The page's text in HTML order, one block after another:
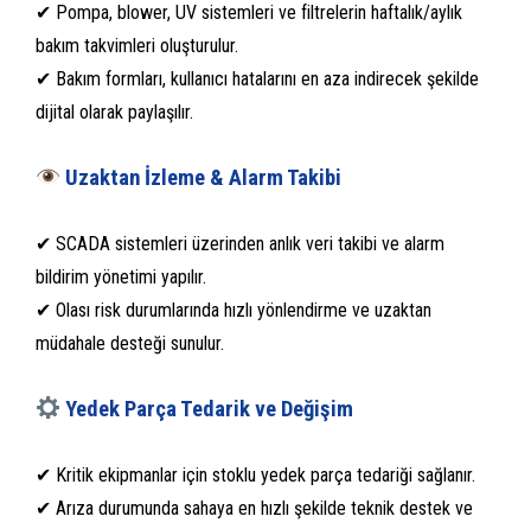
✔ Pompa, blower, UV sistemleri ve filtrelerin haftalık/aylık
bakım takvimleri oluşturulur.
✔ Bakım formları, kullanıcı hatalarını en aza indirecek şekilde
dijital olarak paylaşılır.
Uzaktan İzleme & Alarm Takibi
✔ SCADA sistemleri üzerinden anlık veri takibi ve alarm
bildirim yönetimi yapılır.
✔ Olası risk durumlarında hızlı yönlendirme ve uzaktan
müdahale desteği sunulur.
Yedek Parça Tedarik ve Değişim
✔ Kritik ekipmanlar için stoklu yedek parça tedariği sağlanır.
✔ Arıza durumunda sahaya en hızlı şekilde teknik destek ve